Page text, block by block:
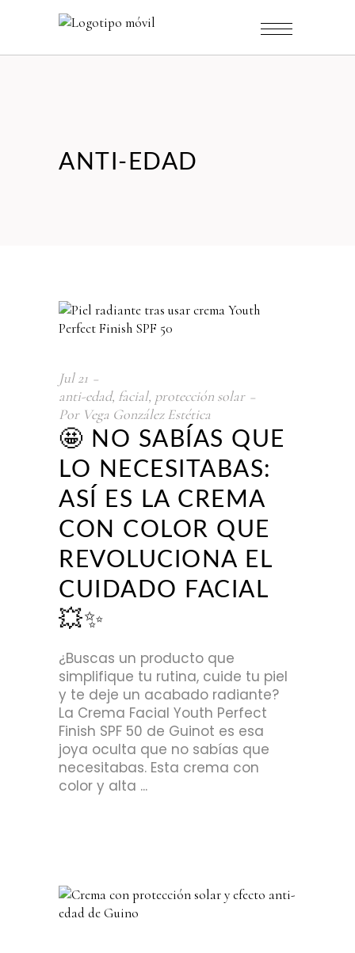
ANTI-EDAD
Jul 21
anti-edad, facial, protección solar
Por Vega González Estética
🤩 NO SABÍAS QUE
LO NECESITABAS:
ASÍ ES LA CREMA
CON COLOR QUE
REVOLUCIONA EL
CUIDADO FACIAL
💥✨
¿Buscas un producto que
simplifique tu rutina, cuide tu piel
y te deje un acabado radiante?
La Crema Facial Youth Perfect
Finish SPF 50 de Guinot es esa
joya oculta que no sabías que
necesitabas. Esta crema con
color y alta